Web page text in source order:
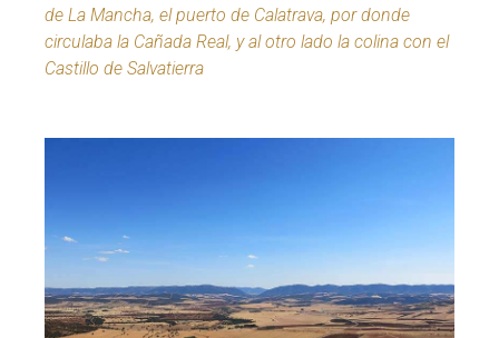
de La Mancha, el puerto de Calatrava, por donde
circulaba la Cañada Real, y al otro lado la colina con el
Castillo de Salvatierra